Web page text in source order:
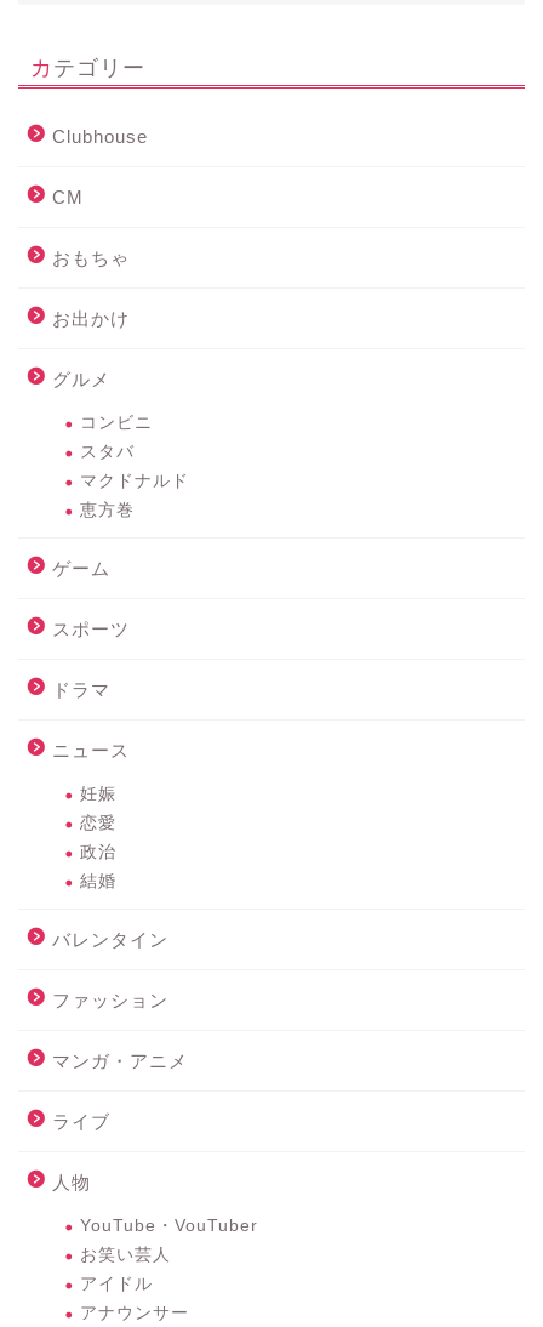
カテゴリー
Clubhouse
CM
おもちゃ
お出かけ
グルメ
コンビニ
スタバ
マクドナルド
恵方巻
ゲーム
スポーツ
ドラマ
ニュース
妊娠
恋愛
政治
結婚
バレンタイン
ファッション
マンガ・アニメ
ライブ
人物
YouTube・VouTuber
お笑い芸人
アイドル
アナウンサー